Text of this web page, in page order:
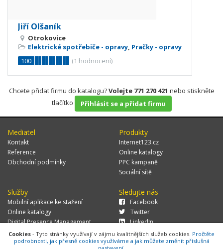
Jiří Olšaník
Otrokovice
Elektrické spotřebiče - opravy, Pračky - opravy
100
(1 hodnocení)
Chcete přidat firmu do katalogu?Volejte 771 270 421 nebo stiskněte
tlačítko
Přihlásit se a přidat firmu
Mediatel
Kontakt
Reference
Obchodní podmínky
Produkty
Internet123.cz
Online katalogy
PPC kampaně
Sociální sítě
Služby
Mobilní aplikace ke stažení
Online katalogy
Digital Presence Management
Více zákazníků
Sledujte nás
Facebook
Twitter
LinkedIn
Cookies - Tyto stránky využívají v zájmu kvalitnějších služeb cookies. Pročtěte
podrobnosti, jak přesně cookies využíváme a jak můžete změnit příslušná